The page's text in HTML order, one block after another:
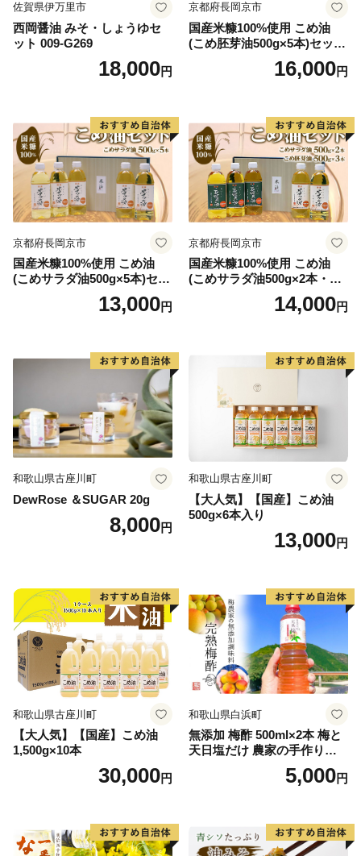
佐賀県伊万里市
西岡醤油 みそ・しょうゆセ
ット 009-G269
18,000円
京都府長岡京市
国産米糠100%使用 こめ油
(こめ胚芽油500g×5本)セット
16,000円
京都府長岡京市
国産米糠100%使用 こめ油
(こめサラダ油500g×5本)セッ
13,000円
京都府長岡京市
国産米糠100%使用 こめ油
(こめサラダ油500g×2本・こ
め胚芽油500g×3本)セット [1
14,000円
和歌山県古座川町
DewRose ＆SUGAR 20g
8,000円
和歌山県古座川町
【大人気】【国産】こめ油
500g×6本入り
13,000円
和歌山県古座川町
【大人気】【国産】こめ油
1,500g×10本
30,000円
和歌山県白浜町
無添加 梅酢 500ml×2本 梅と
天日塩だけ 農家の手作り完
5,000円